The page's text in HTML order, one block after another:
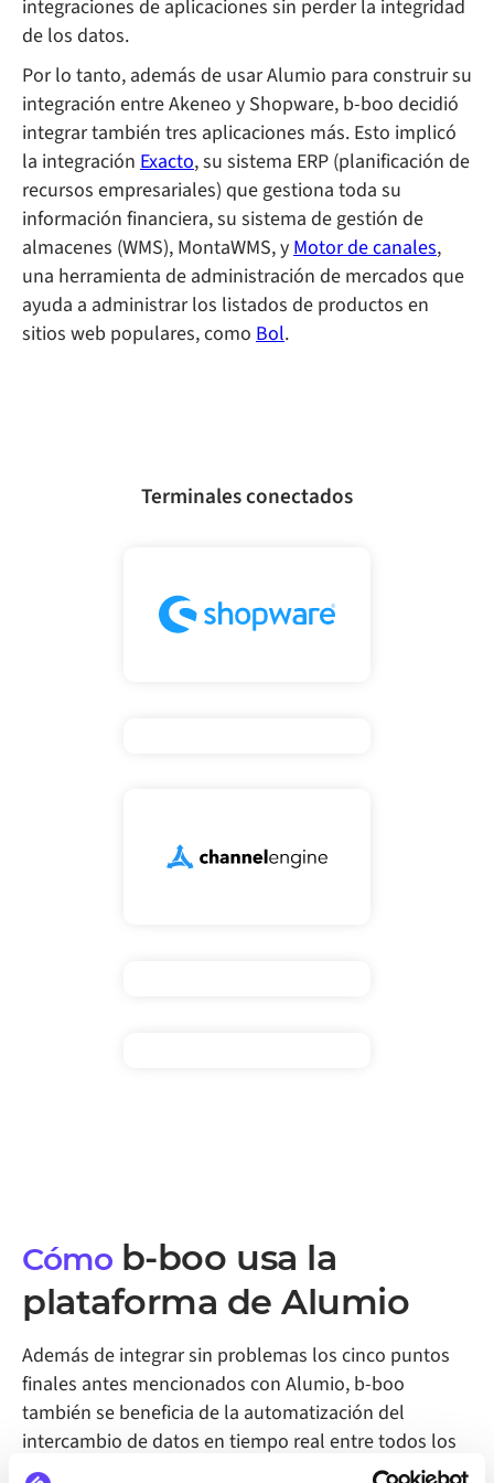
integraciones de aplicaciones sin perder la integridad
de los datos.
Por lo tanto, además de usar Alumio para construir su
integración entre Akeneo y Shopware, b-boo decidió
integrar también tres aplicaciones más. Esto implicó
la integración Exacto, su sistema ERP (planificación de
recursos empresariales) que gestiona toda su
información financiera, su sistema de gestión de
almacenes (WMS), MontaWMS, yMotor de canales,
una herramienta de administración de mercados que
ayuda a administrar los listados de productos en
sitios web populares, como Bol.
Terminales conectados
Cómo b-boo usa la
plataforma de Alumio
Además de integrar sin problemas los cinco puntos
finales antes mencionados con Alumio, b-boo
también se beneficia de la automatización del
intercambio de datos en tiempo real entre todos los
sistemas integrados a través de Alumio.